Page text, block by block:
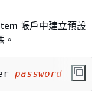
帳戶中建立預設
。
password